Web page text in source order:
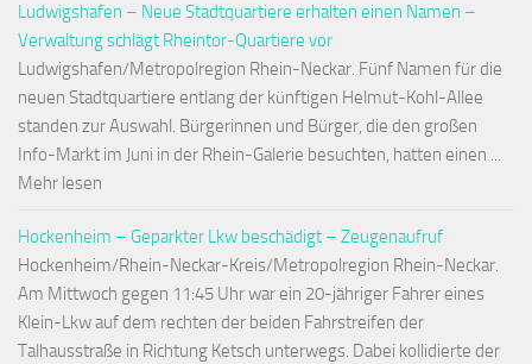
Ludwigshafen – Neue Stadtquartiere erhalten einen Namen –
Verwaltung schlägt Rheintor-Quartiere vor
Ludwigshafen/Metropolregion Rhein-Neckar. Fünf Namen für die
neuen Stadtquartiere entlang der künftigen Helmut-Kohl-Allee
standen zur Auswahl. Bürgerinnen und Bürger, die den großen
Info-Markt im Juni in der Rhein-Galerie besuchten, hatten einen ...
Mehr lesen
Hockenheim – Geparkter Lkw beschädigt – Zeugenaufruf
Hockenheim/Rhein-Neckar-Kreis/Metropolregion Rhein-Neckar.
Am Mittwoch gegen 11:45 Uhr war ein 20-jähriger Fahrer eines
Klein-Lkw auf dem rechten der beiden Fahrstreifen der
Talhausstraße in Richtung Ketsch unterwegs. Dabei kollidierte der